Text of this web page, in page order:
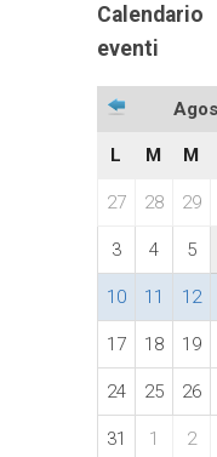
Calendario
eventi
L M M
27 28 29
3 4 5
10 11 12
17 18 19
24 25 26
31 1 2